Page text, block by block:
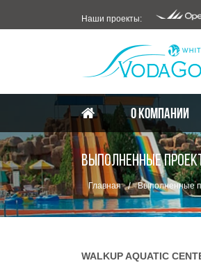
Наши проекты:
О КОМПАНИИ
ВЫПОЛНЕННЫЕ
Главная / Выполненные
WALKUP AQUATIC